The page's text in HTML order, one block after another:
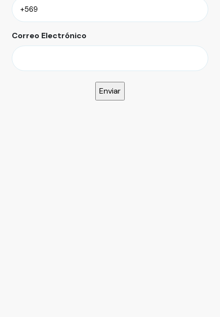
Correo Electrónico